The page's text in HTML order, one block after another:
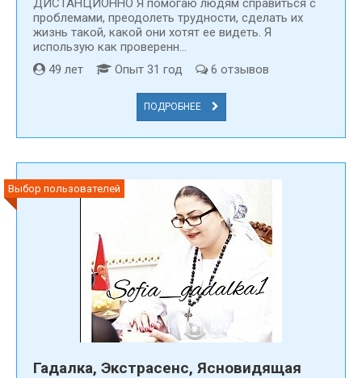
ДИСТАНЦИОННО Я помогаю людям справиться с
проблемами, преодолеть трудности, сделать их
жизнь такой, какой они хотят ее видеть. Я
использую как проверенн...
49 лет
Опыт 31 год 6 отзывов
ПОДРОБНЕЕ
Выбор пользователей
Гадалка, Экстрасенс, Ясновидящая